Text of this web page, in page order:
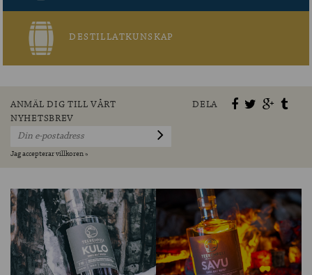
DESTILLATKUNSKAP
ANMÄL DIG TILL VÅRT
NYHETSBREV
Jag accepterar villkoren »
DELA